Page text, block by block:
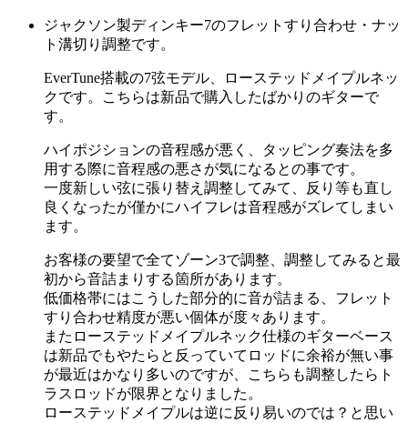
ジャクソン製ディンキー7のフレットすり合わせ・ナッ
ト溝切り調整です。
EverTune搭載の7弦モデル、ローステッドメイプルネッ
クです。こちらは新品で購入したばかりのギターで
す。
ハイポジションの音程感が悪く、タッピング奏法を多
用する際に音程感の悪さが気になるとの事です。
一度新しい弦に張り替え調整してみて、反り等も直し
良くなったが僅かにハイフレは音程感がズレてしまい
ます。
お客様の要望で全てゾーン3で調整、調整してみると最
初から音詰まりする箇所があります。
低価格帯にはこうした部分的に音が詰まる、フレット
すり合わせ精度が悪い個体が度々あります。
またローステッドメイプルネック仕様のギターベース
は新品でもやたらと反っていてロッドに余裕が無い事
が最近はかなり多いのですが、こちらも調整したらト
ラスロッドが限界となりました。
ローステッドメイプルは逆に反り易いのでは？と思い